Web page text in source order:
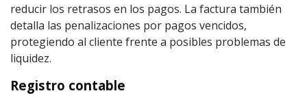
reducir los retrasos en los pagos. La factura también
detalla las penalizaciones por pagos vencidos,
protegiendo al cliente frente a posibles problemas de
liquidez.
Registro contable